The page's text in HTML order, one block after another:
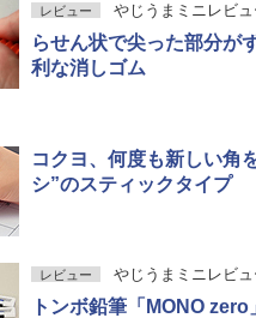
レビュー やじうまミニレビュ
らせん状で尖った部分が
利な消しゴム
コクヨ、何度も新しい角
シ”のスティックタイプ
レビュー やじうまミニレビュ
トンボ鉛筆「MONO zero